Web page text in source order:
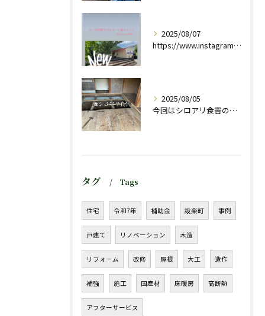
2025/08/07
https://www.instagram.com/stor...
2025/08/05
今回はシロアリ食害のお宅の
タグ Tags
住宅 令和7年 補助金 設楽町 事例
戸建て リノベーション 木造
リフォーム 改修 屋根 大工 造作
補強 施工 国産材 床暖房 高断熱
アフターサービス